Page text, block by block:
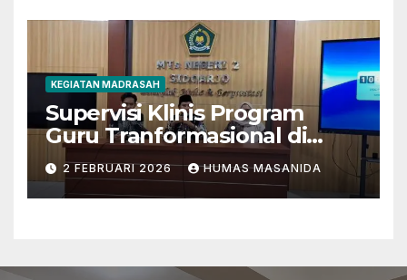
KEGIATAN MADRASAH
Supervisi Klinis Program
Guru Tranformasional di
MTsN 2 Sidoarjo
2 FEBRUARI 2026 HUMAS MASANIDA